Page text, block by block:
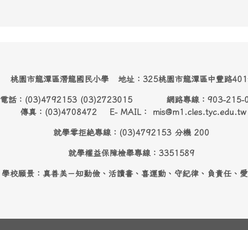
桃園市龍潭區潛龍國民小學 地址：325桃園市龍潭區中豐路
電話：(03)4792153 (03)2723015 網路專線：903-215-
傳真：(03)4708472 E- MAIL： mis@m1.cles.tyc.edu.tw
就學零拒絶專線：(03)4792153 分機 200
就學權益保障檢舉專線：3351589
學校願景：真善美－知勤儉、活讀書、喜運動、守紀律、負責任、